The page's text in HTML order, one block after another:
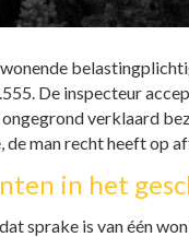
De inspecteur
verklaard
de man recht heeft op
in het
sprake is van één